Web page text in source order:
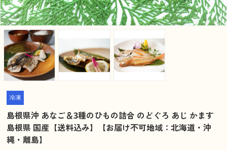
冷凍
島根県沖 あなご＆3種のひもの詰合 のどぐろ あじ かます
島根県 国産【送料込み】【お届け不可地域：北海道・沖
縄・離島】